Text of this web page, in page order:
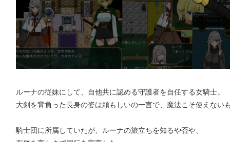
ルーナの従妹にして、自他共に認める守護者を自任する女騎士。
大剣を背負った長身の姿は頼もしいの一言で、魔法こそ使えな
騎士団に所属していたが、ルーナの旅立ちを知るや否や、